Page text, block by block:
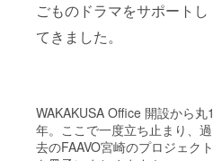
ごものドラマをサポートし
てきました。
WAKAKUSA Office 開設から丸1
年。ここで一度立ち止まり、過
去のFAAVO宮崎のプロジェクト